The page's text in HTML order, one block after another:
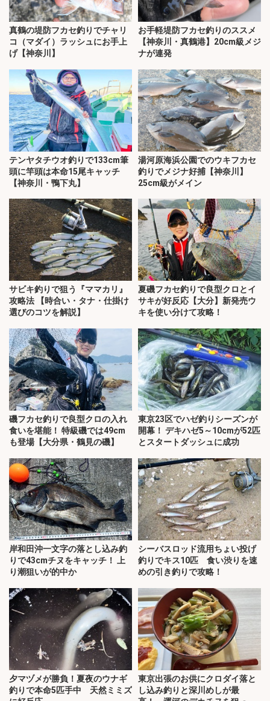
真鶴の堤防フカセ釣りでチャリ
コ（マダイ）ラッシュにお手上
げ【神奈川】
お手軽堤防フカセ釣りのススメ
【神奈川・真鶴港】20cm級メジ
ナが連発
テンヤタチウオ釣りで133cm筆
頭に竿頭は本命15尾キャッチ
【神奈川・鴨下丸】
湯河原海浜公園でのウキフカセ
釣りでメジナ好捕【神奈川】
25cm級がメイン
サビキ釣りで狙う『ママカリ』
攻略法 【時合い・タナ・仕掛け
選びのコツを解説】
夏磯フカセ釣りで良型クロとイ
サキが好反応【大分】新発売ウ
キを使い分けて攻略！
磯フカセ釣りで良型クロの入れ
食いを堪能！ 特級磯では49cm
も登場【大分県・鶴見の磯】
東京23区でハゼ釣りシーズンが
開幕！ デキハゼ5～10cmが52匹
とスタートダッシュに成功
岸和田沖一文字の落とし込み釣
りで43cmチヌをキャッチ！ 上
り潮狙いが的中か
シーバスロッド流用ちょい投げ
釣りでキス10匹 食い渋りを速
めの引き釣りで攻略！
夕マヅメが勝負！夏夜のウナギ
釣りで本命5匹手中 天然ミミズ
東京出張のお供にクロダイ落と
し込み釣りと深川めしが最